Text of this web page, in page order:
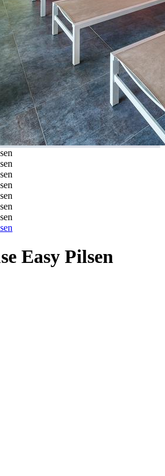
Easy Pilsen